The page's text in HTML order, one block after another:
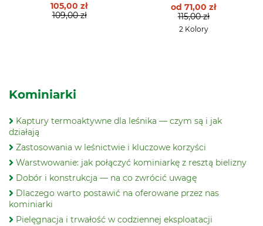
105,00 zł
109,00 zł
od 71,00 zł
115,00 zł
2 Kolory
Kominiarki
Kaptury termoaktywne dla leśnika — czym są i jak
działają
Zastosowania w leśnictwie i kluczowe korzyści
Warstwowanie: jak połączyć kominiarkę z resztą bielizny
Dobór i konstrukcja — na co zwrócić uwagę
Dlaczego warto postawić na oferowane przez nas
kominiarki
Pielęgnacja i trwałość w codziennej eksploatacji